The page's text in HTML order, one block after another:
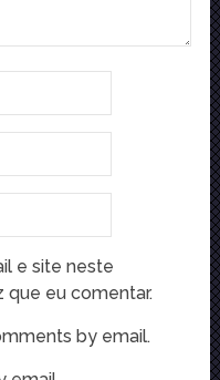
e site neste
que eu comentar.
by email.